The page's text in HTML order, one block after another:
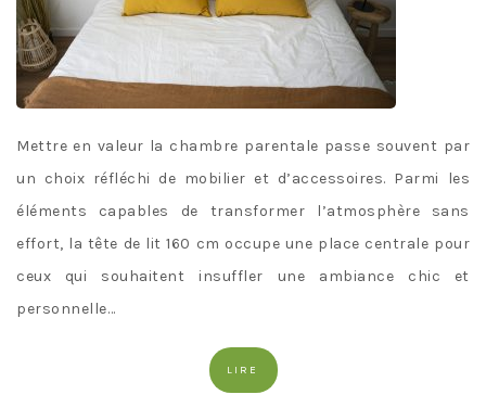
Mettre en valeur la chambre parentale passe souvent par
un choix réfléchi de mobilier et d’accessoires. Parmi les
éléments capables de transformer l’atmosphère sans
effort, la tête de lit 160 cm occupe une place centrale pour
ceux qui souhaitent insuffler une ambiance chic et
personnelle…
LIRE